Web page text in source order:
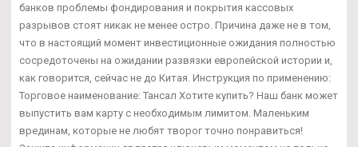
банков проблемы фондирования и покрытия кассовых
разрывов стоят никак не менее остро. Причина даже не в том,
что в настоящий момент инвестиционные ожидания полностью
сосредоточены на ожидании развязки европейской истории и,
как говорится, сейчас не до Китая. Инструкция по применению:
Торговое наименование: Тансал Хотите купить? Наш банк может
выпустить вам карту с необходимым лимитом. Маленьким
врединам, которые не любят творог точно понравиться!